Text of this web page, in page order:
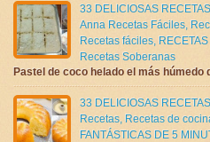
33 DELICIOSAS
Anna Recetas Fáciles,
Recetas fáciles,
Recetas Soberanas
Pastel de coco helado el más
33 DELICIOSAS
Recetas, Recetas de
FANTÁSTICAS DE 5